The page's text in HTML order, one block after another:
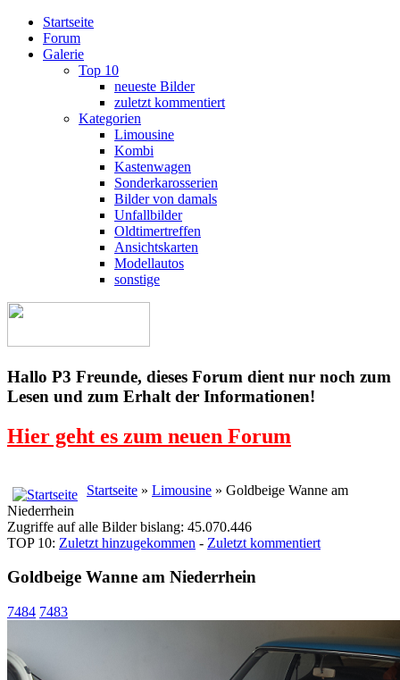
Startseite
Forum
Galerie
Top 10
neueste Bilder
zuletzt kommentiert
Kategorien
Limousine
Kombi
Kastenwagen
Sonderkarosserien
Bilder von damals
Unfallbilder
Oldtimertreffen
Ansichtskarten
Modellautos
sonstige
Hallo P3 Freunde, dieses Forum dient nur noch zum
Lesen und zum Erhalt der Informationen!
Hier geht es zum neuen Forum
Startseite » Limousine » Goldbeige Wanne am
Niederrhein
Zugriffe auf alle Bilder bislang: 45.070.446
TOP 10: Zuletzt hinzugekommen - Zuletzt kommentiert
Goldbeige Wanne am Niederrhein
7484 7483